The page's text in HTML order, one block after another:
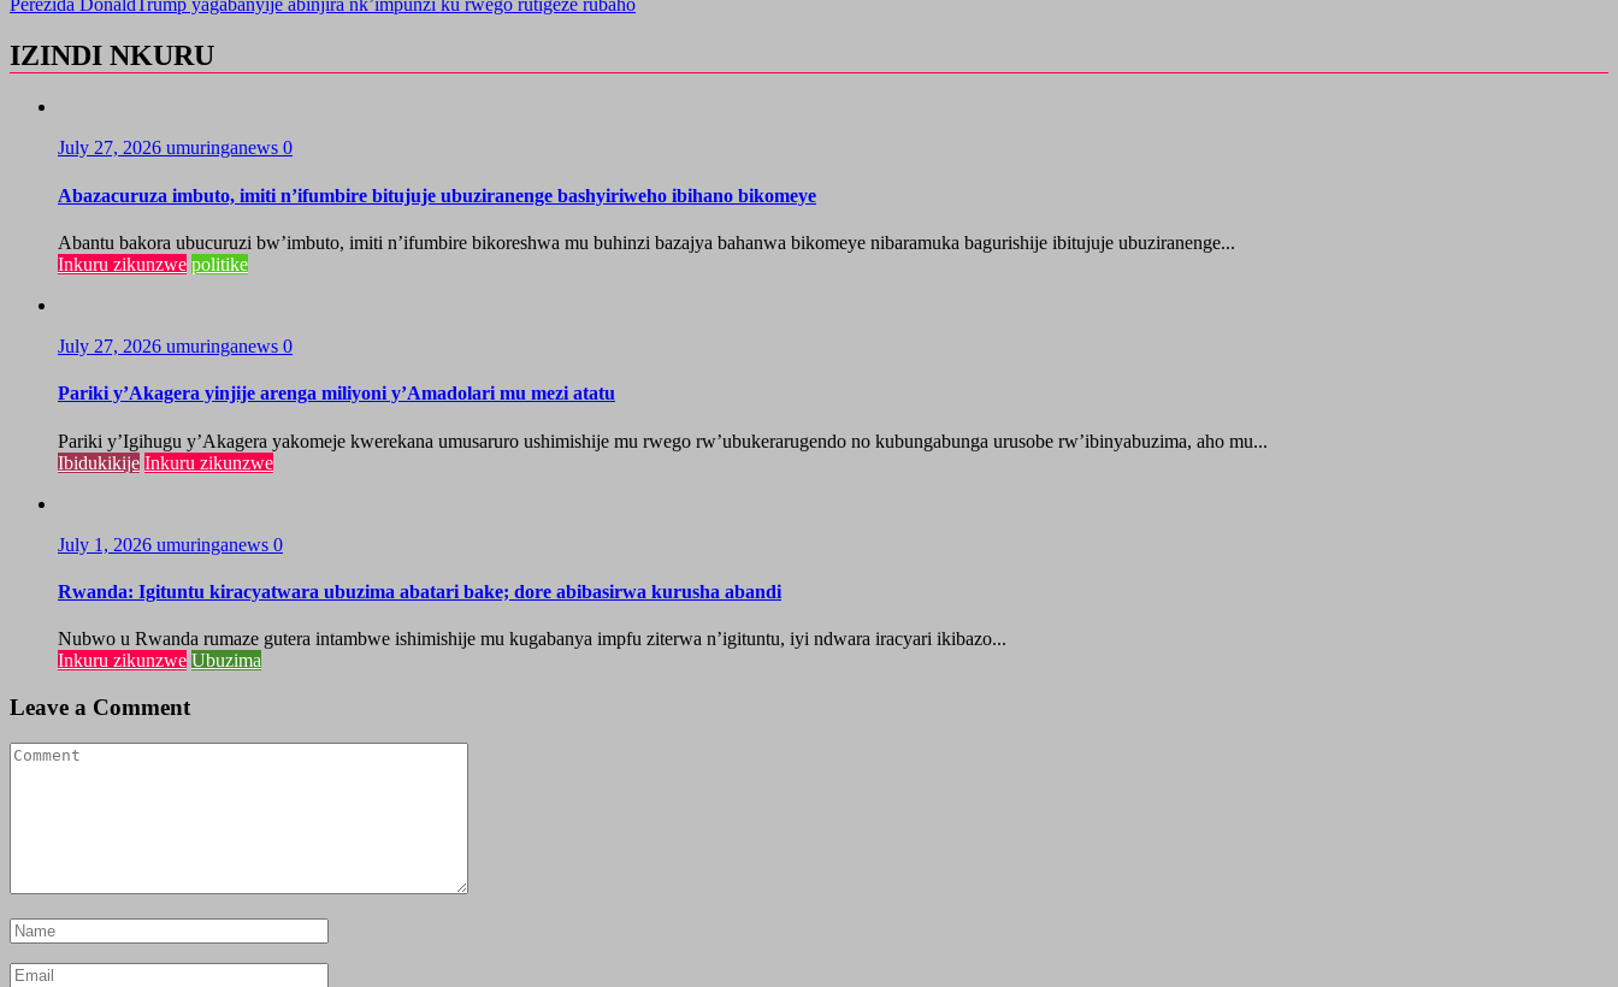
IZINDI NKURU
July 27, 2026 umuringanews 0
Abazacuruza imbuto, imiti n’ifumbire bitujuje ubuziranenge bashyiriweho ibihano bikomeye
Abantu bakora ubucuruzi bw’imbuto, imiti n’ifumbire bikoreshwa mu buhinzi bazajya bahanwa bikomeye nibaramuka bagurishije ibitujuje ubuziranenge...
Inkuru zikunzwe politike
July 27, 2026 umuringanews 0
Pariki y’Akagera yinjije arenga miliyoni y’Amadolari mu mezi atatu
Pariki y’Igihugu y’Akagera yakomeje kwerekana umusaruro ushimishije mu rwego rw’ubukerarugendo no kubungabunga urusobe rw’ibinyabuzima, aho mu...
Ibidukikije Inkuru zikunzwe
July 1, 2026 umuringanews 0
Rwanda: Igituntu kiracyatwara ubuzima abatari bake; dore abibasirwa kurusha abandi
Nubwo u Rwanda rumaze gutera intambwe ishimishije mu kugabanya impfu ziterwa n’igituntu, iyi ndwara iracyari ikibazo...
Inkuru zikunzwe Ubuzima
Leave a Comment